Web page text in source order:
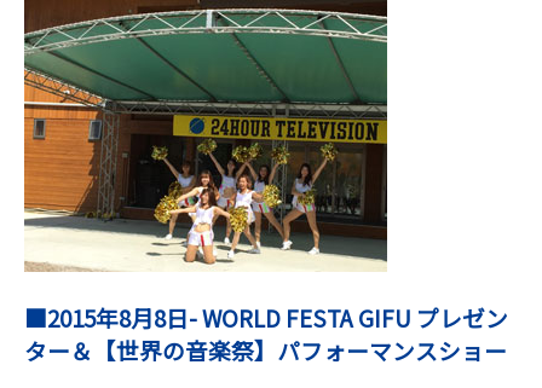
■2015年8月8日- WORLD FESTA GIFU プレゼン
ター＆【世界の音楽祭】パフォーマンスショー